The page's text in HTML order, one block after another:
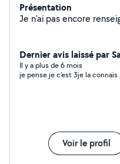
Présentation
Dernier avis laissé par
Il y a plus de 6 mois
je pense je c'est 3je la connais
Voir le profil